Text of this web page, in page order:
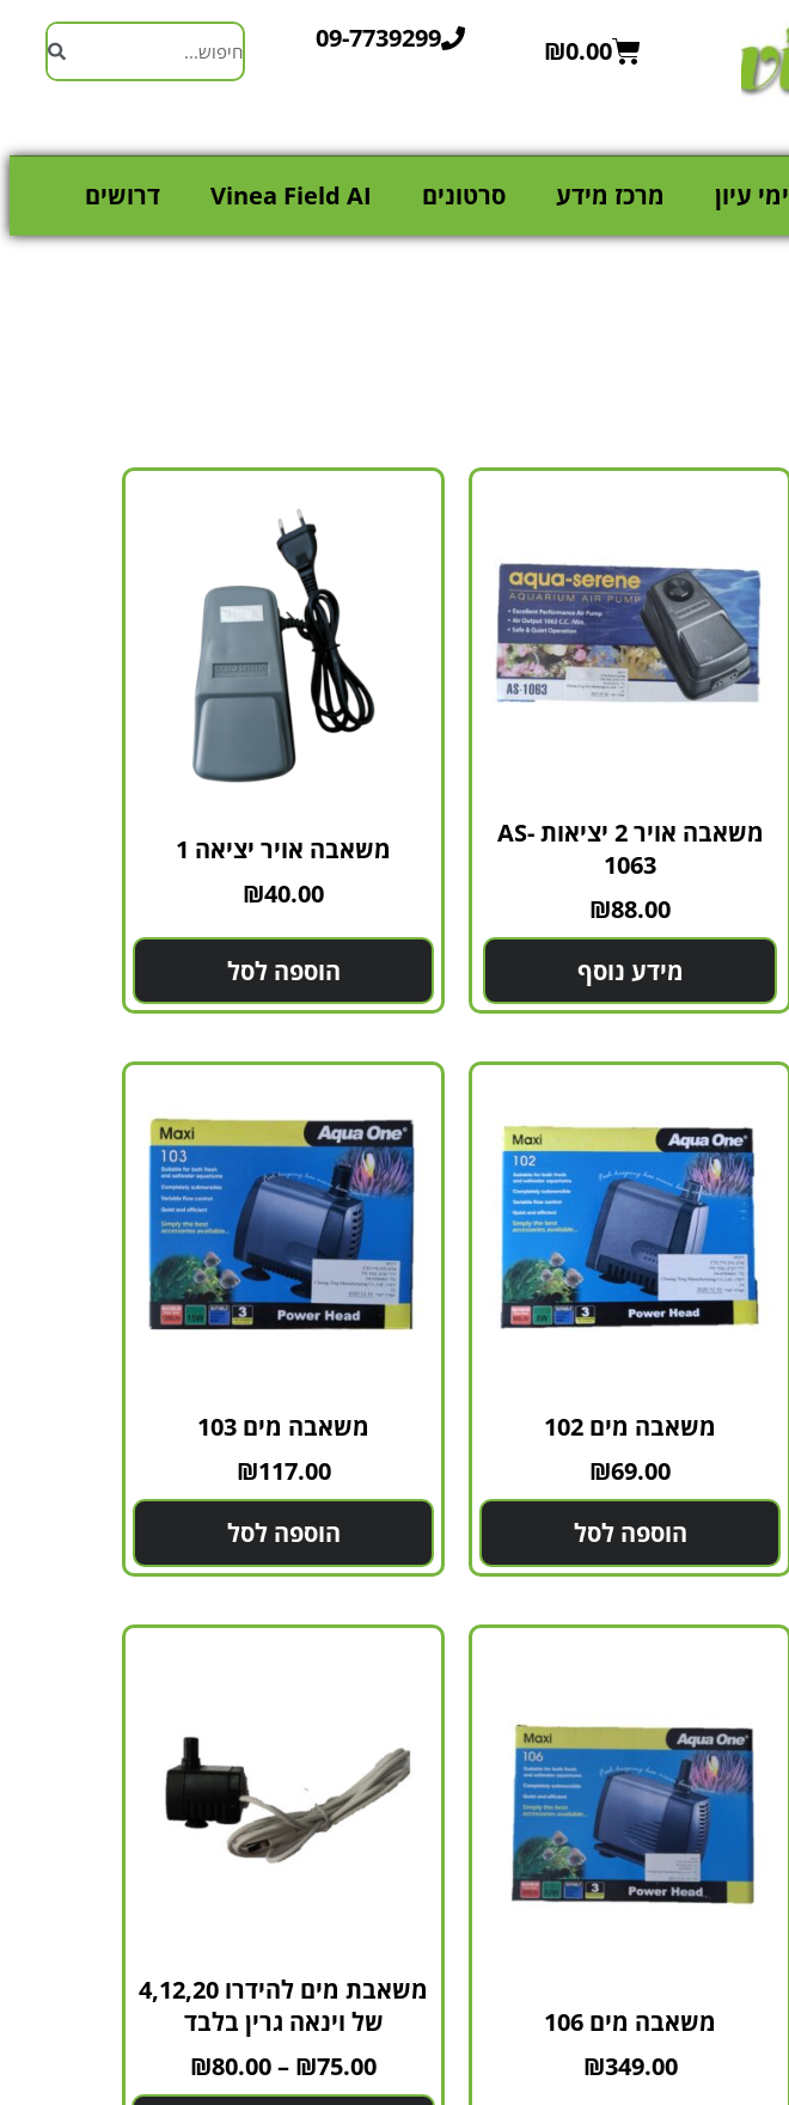
₪0.00
09-7739299
ימי עיון מרכז מידע סרטונים Vinea Field AI דרושים
משאבה אויר 2 יציאות AS-
1063
₪88.00
מידע נוסף
משאבה אויר יציאה 1
₪40.00
הוספה לסל
משאבה מים 102
₪69.00
הוספה לסל
משאבה מים 103
₪117.00
הוספה לסל
משאבה מים 106
₪349.00
משאבת מים להידרו 4,12,20
של וינאה גרין בלבד
₪75.00
–
₪80.00